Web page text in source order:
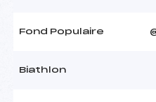
Fond Populaire
Biathlon